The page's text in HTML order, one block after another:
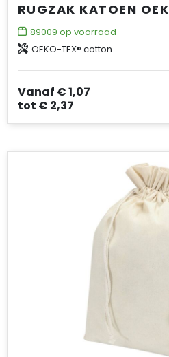
89009 op voorraad
OEKO-TEX® cotton
Vanaf € 1,07
tot € 2,37